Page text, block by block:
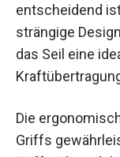
entscheidend
strängige
das Seil eine
Die
Griffs